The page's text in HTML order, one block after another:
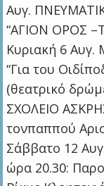
Αυγ.
“ΑΓΙΟΝ ΟΡΟΣ
Κυριακή 6
“Για του
(θεατρικό
ΣΧΟΛΕΙΟ
τονπαππού
Σάββατο 12
ώρα 20.30: